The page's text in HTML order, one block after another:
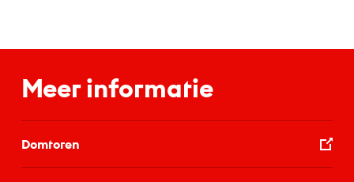
Meer informatie
Domtoren